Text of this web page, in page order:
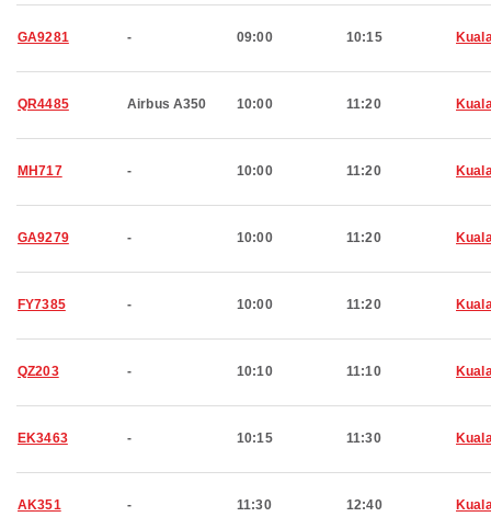
GA9281 - 09:00 10:15
QR4485 Airbus A350 10:00 11:20
MH717 - 10:00 11:20
GA9279 - 10:00 11:20
FY7385 - 10:00 11:20
QZ203 - 10:10 11:10
EK3463 - 10:15 11:30
AK351 - 11:30 12:40